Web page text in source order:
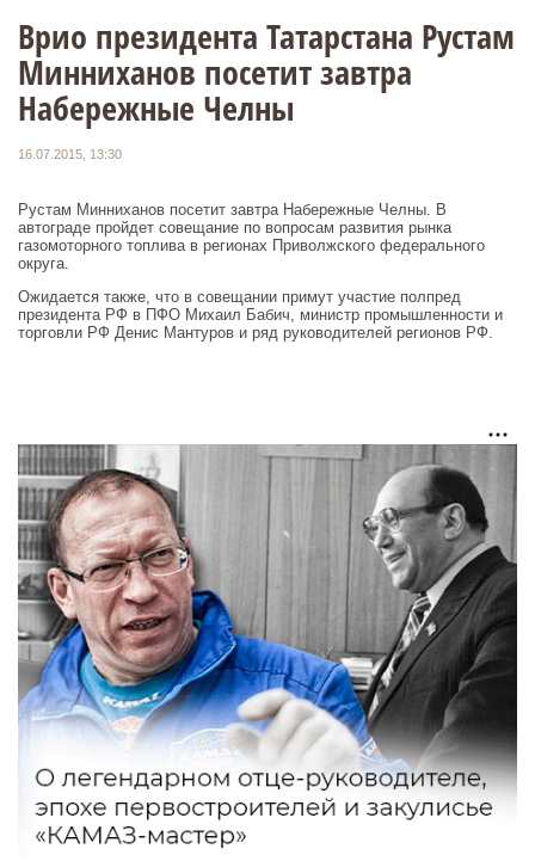
Врио президента Татарстана Рустам
Минниханов посетит завтра
Набережные Челны
16.07.2015, 13:30
Рустам Минниханов посетит завтра Набережные Челны. В
автограде пройдет совещание по вопросам развития рынка
газомоторного топлива в регионах Приволжского федерального
округа.
Ожидается также, что в совещании примут участие полпред
президента РФ в ПФО Михаил Бабич, министр промышленности и
торговли РФ Денис Мантуров и ряд руководителей регионов РФ.